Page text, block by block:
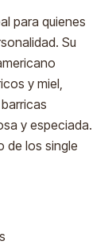
para quienes
Su
y miel,
y especiada.
de los single